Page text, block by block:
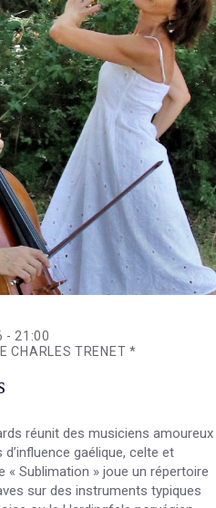
- 21:00
CHARLES TRENET *
réunit des musiciens amoureux
gaélique, celte et
« Sublimation » joue un répertoire
sur des instruments typiques